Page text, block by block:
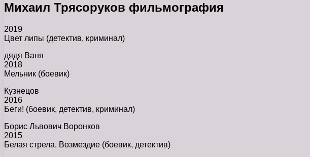
Михаил Трясоруков фильмография
2019
Цвет липы (детектив, криминал)
дядя Ваня
2018
Мельник (боевик)
Кузнецов
2016
Беги! (боевик, детектив, криминал)
Борис Львович Воронков
2015
Белая стрела. Возмездие (боевик, детектив)